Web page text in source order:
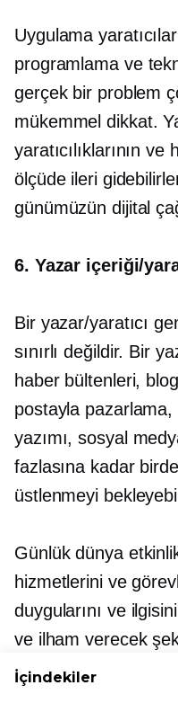
Uygulama
programlama ve
gerçek bir problem
mükemmel dikkat.
yaratıcılıklarının
ölçüde ileri
günümüzün dijital
6. Yazar içeriği/
Bir yazar/yaratıcı
sınırlı değildir. Bir
haber bültenleri,
postayla pazarlama,
yazımı, sosyal
fazlasına kadar
üstlenmeyi
Günlük dünya
hizmetlerini ve
duygularını ve
ve ilham verecek
İçindekiler